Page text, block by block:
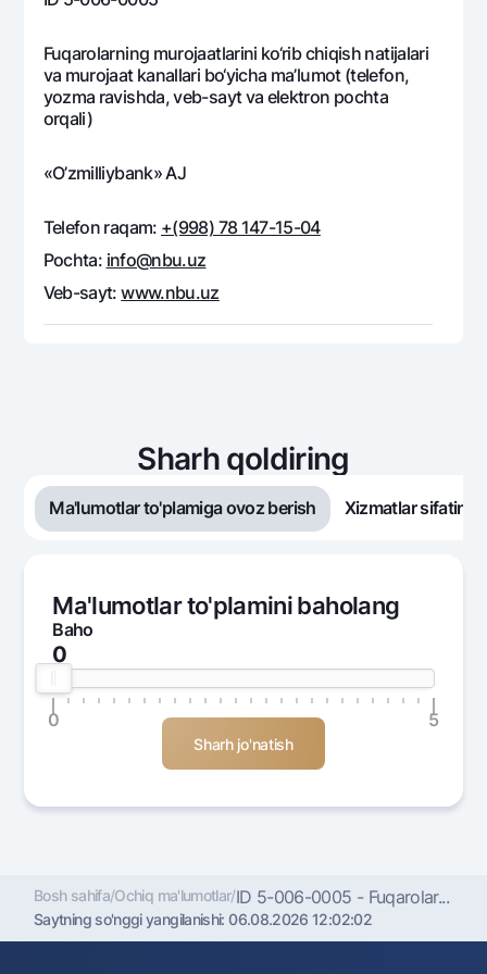
Shaxsiy ma'lumotlarni qayta ishlashga rozilik berish
Bizni ijtimoiy tarmoqlarda kuzatib boring
+998 78 148-00-101344
Fuqarolarning murojaatlarini ko‘rib chiqish natijalari
va murojaat kanallari bo‘yicha ma’lumot (telefon,
yozma ravishda, veb-sayt va elektron pochta
orqali)
«O’zmilliybank» AJ
Telefon raqam: +(998) 78 147-15-04
Pochta: info@nbu.uz
Veb-sayt:www.nbu.uz
Sharh qoldiring
Ma'lumotlar to'plamiga ovoz berish Xizmatlar sifatini
Ma'lumotlar to'plamini baholang
Baho
0
0 5
Bosh sahifa/Ochiq ma'lumotlar/ID 5-006-0005 - Fuqarolar...
Saytning so'nggi yangilanishi:06.08.2026 12:02:02